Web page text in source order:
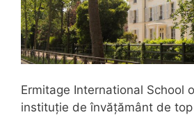
Ermitage International School
instituție de învățământ de